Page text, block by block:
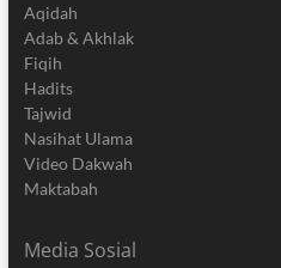
Aqidah
Adab & Akhlak
Fiqih
Hadits
Tajwid
Nasihat Ulama
Video Dakwah
Maktabah
Media Sosial